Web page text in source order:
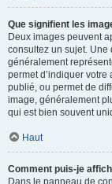
Que signifient les
Deux images peuvent
consultez un sujet. Une
généralement
permet d’indiquer
publié, ou permet de
image, généralement
qui est bien souvent
Haut
Comment puis-je
Dans le panneau de